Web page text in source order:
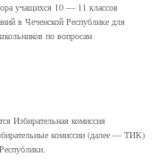
учащихся 10 — 11 классов
в Чеченской Республике для
по вопросам
Избирательная комиссия
комиссии (далее — ТИК)